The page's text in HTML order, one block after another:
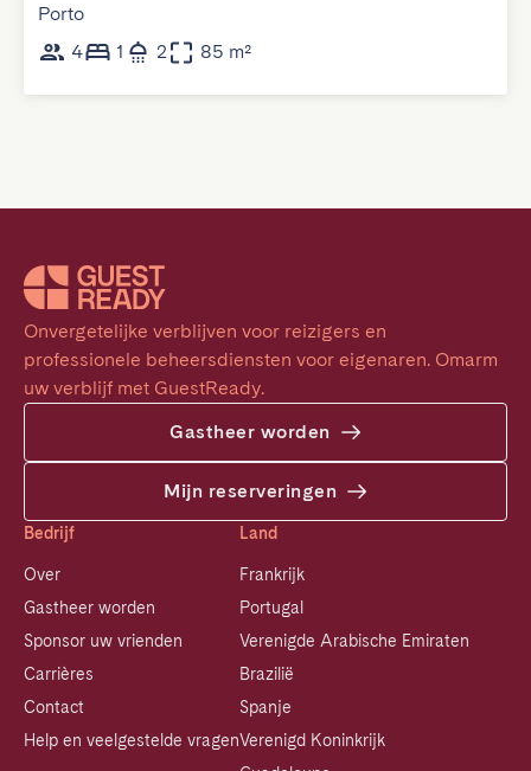
Porto
4
1 2 85 m²
Onvergetelijke verblijven voor reizigers en
professionele beheersdiensten voor eigenaren. Omarm
uw verblijf met GuestReady.
Gastheer worden
Mijn reserveringen
Bedrijf
Over
Gastheer worden
Sponsor uw vrienden
Carrières
Contact
Help en veelgestelde vragen
Land
Frankrijk
Portugal
Verenigde Arabische Emiraten
Brazilië
Spanje
Verenigd Koninkrijk